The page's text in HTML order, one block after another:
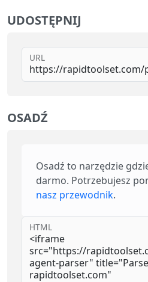
UDOSTĘPNIJ
URL
OSADŹ
Osadź to narzędzie
darmo. Potrzebujesz
nasz przewodnik.
HTML